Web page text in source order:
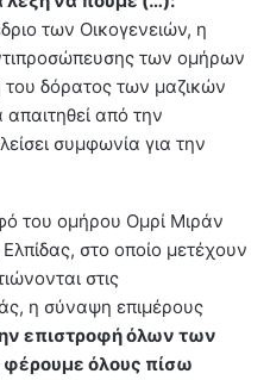
των Οικογενειών, η
των ομήρων
δόρατος των μαζικών
από την
συμφωνία για την
του ομήρου Ομρί Μιράν
στο οποίο μετέχουν
στις
η σύναψη επιμέρους
επιστροφή όλων των
όλους πίσω